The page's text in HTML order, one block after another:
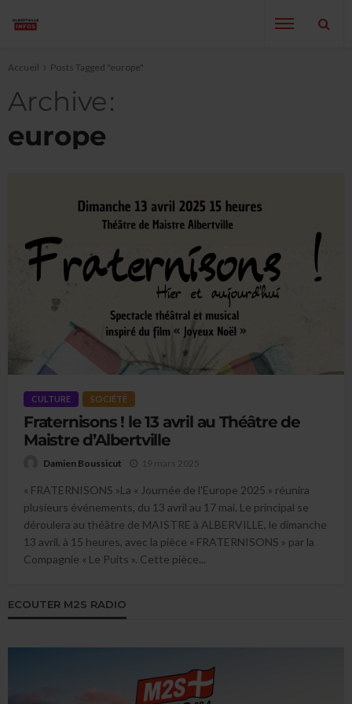
Accueil Posts Tagged "europe"
Archive
europe
CULTURE SOCIÉTÉ
Fraternisons ! le 13 avril au Théâtre de
Maistre d’Albertville
Damien Boussicut 19 mars 2025
« FRATERNISONS »La « Journée de l'Europe 2025 » réunira
plusieurs événements, du 13 avril au 17 mai. Le principal se
déroulera au théâtre de MAISTRE à ALBERVILLE, le dimanche
13 avril, à 15 heures, avec la pièce « FRATERNISONS » par la
Compagnie « Le Puits ». Cette pièce...
ECOUTER M2S RADIO